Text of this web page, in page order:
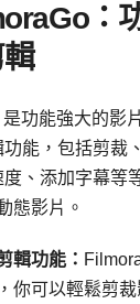
：
是功能強大的影
功能，包括剪裁
、添加字幕等
態影片。
輯功能：
你可以輕鬆剪